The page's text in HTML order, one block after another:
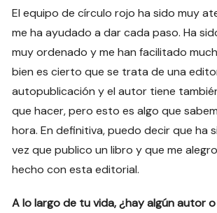
El equipo de círculo rojo ha sido muy
me ha ayudado a dar cada paso. Ha
muy ordenado y me han facilitado
bien es cierto que se trata de una
autopublicación y el autor tiene
que hacer, pero esto es algo que
hora. En definitiva, puedo decir que ha
vez que publico un libro y que me
hecho con esta editorial.
A lo largo de tu vida, ¿hay algún autor